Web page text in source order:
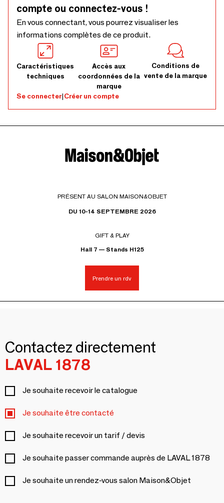
compte ou connectez-vous !
En vous connectant, vous pourrez visualiser les
informations complètes de ce produit.
Caractéristiques
techniques
Accès aux
coordonnées de la
marque
Conditions de
vente de la marque
Se connecter|Créer un compte
PRÉSENT AU SALON MAISON&OBJET
DU 10-14 SEPTEMBRE 2026
GIFT & PLAY
Hall 7 — Stands H125
Prendre un rdv
Contactez directement
LAVAL 1878
Je souhaite recevoir le catalogue
Je souhaite être contacté
Je souhaite recevoir un tarif / devis
Je souhaite passer commande auprès de LAVAL 1878
Je souhaite un rendez-vous salon Maison&Objet